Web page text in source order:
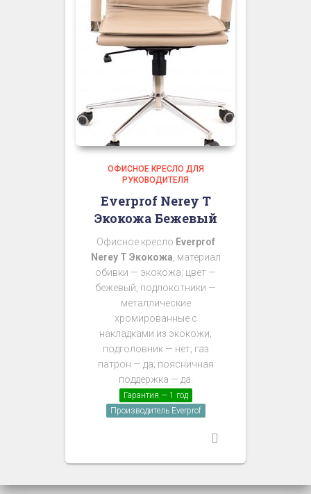
ОФИСНОЕ КРЕСЛО ДЛЯ
РУКОВОДИТЕЛЯ
Everprof Nerey T
Экокожа Бежевый
Офисное кресло Everprof
Nerey T Экокожа , материал
обивки — экокожа; цвет —
бежевый; подлокотники —
металлические
хромированные с
накладками из экокожи;
подголовник — нет; газ
патрон — да; поясничная
поддержка — да.
Гарантия — 1 год
Производитель Everprof